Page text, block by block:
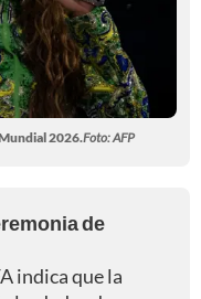
2026.Foto: AFP
de
indica que la